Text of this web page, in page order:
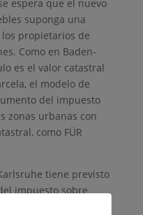
espera que el nuevo
suponga una
propietarios de
Como en Baden-
es el valor catastral
el modelo de
del impuesto
zonas urbanas con
como FÜR
tiene previsto
impuesto sobre